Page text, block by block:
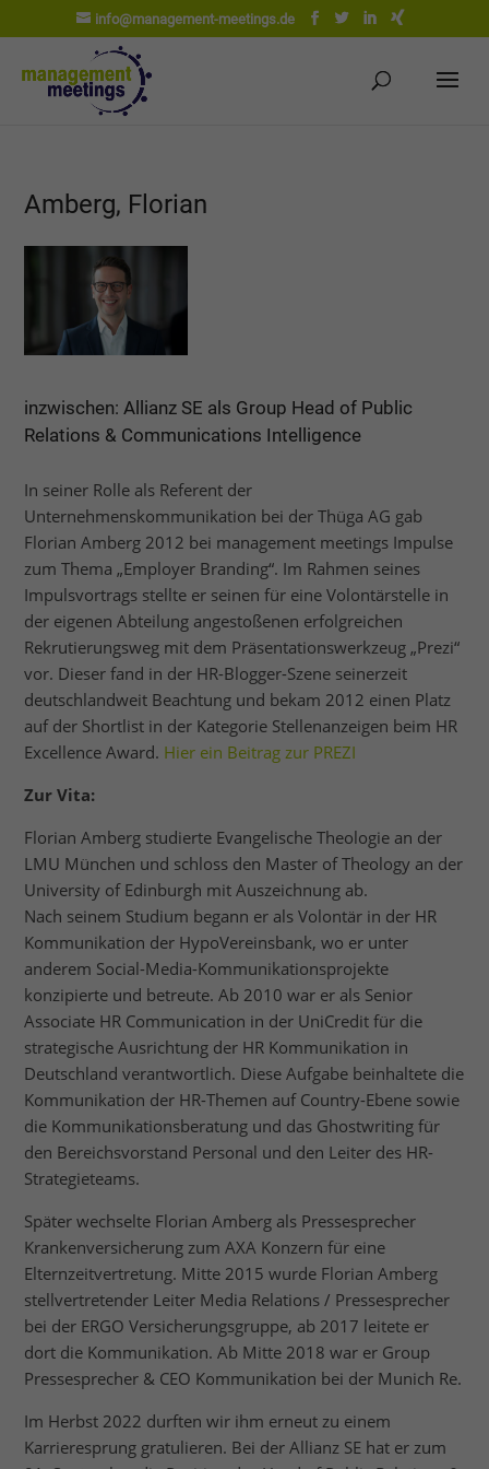
info@management-meetings.de
Amberg, Florian
inzwischen: Allianz SE als Group Head of Public
Relations & Communications Intelligence
In seiner Rolle als Referent der
Unternehmenskommunikation bei der Thüga AG gab
Florian Amberg 2012 bei management meetings Impulse
zum Thema „Employer Branding“. Im Rahmen seines
Impulsvortrags stellte er seinen für eine Volontärstelle in
der eigenen Abteilung angestoßenen erfolgreichen
Rekrutierungsweg mit dem Präsentationswerkzeug „Prezi“
vor. Dieser fand in der HR-Blogger-Szene seinerzeit
deutschlandweit Beachtung und bekam 2012 einen Platz
auf der Shortlist in der Kategorie Stellenanzeigen beim HR
Excellence Award. Hier ein Beitrag zur PREZI
Zur Vita:
Florian Amberg studierte Evangelische Theologie an der
LMU München und schloss den Master of Theology an der
University of Edinburgh mit Auszeichnung ab.
Nach seinem Studium begann er als Volontär in der HR
Kommunikation der HypoVereinsbank, wo er unter
anderem Social-Media-Kommunikationsprojekte
konzipierte und betreute. Ab 2010 war er als Senior
Associate HR Communication in der UniCredit für die
strategische Ausrichtung der HR Kommunikation in
Deutschland verantwortlich. Diese Aufgabe beinhaltete die
Kommunikation der HR-Themen auf Country-Ebene sowie
die Kommunikationsberatung und das Ghostwriting für
den Bereichsvorstand Personal und den Leiter des HR-
Strategieteams.
Später wechselte Florian Amberg als Pressesprecher
Krankenversicherung zum AXA Konzern für eine
Elternzeitvertretung. Mitte 2015 wurde Florian Amberg
stellvertretender Leiter Media Relations / Pressesprecher
bei der ERGO Versicherungsgruppe, ab 2017 leitete er
dort die Kommunikation. Ab Mitte 2018 war er Group
Pressesprecher & CEO Kommunikation bei der Munich Re.
Im Herbst 2022 durften wir ihm erneut zu einem
Karrieresprung gratulieren. Bei der Allianz SE hat er zum